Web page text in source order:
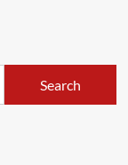
Search